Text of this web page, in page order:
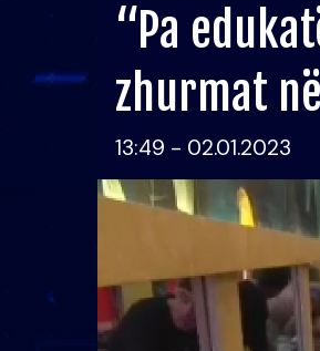
“Pa
zhurmat
13:49 - 02.01.2023